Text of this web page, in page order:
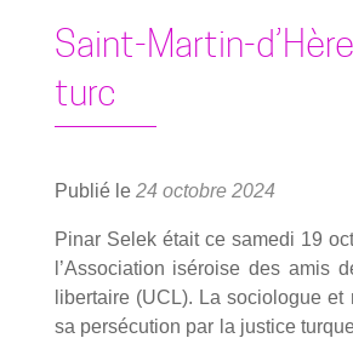
Saint-
turc
Publié le 24 octobre 2024
Pinar Selek était ce same­di 19
l’Association isé­roise des amis
liber­taire (UCL). La socio­logue
sa per­sé­cu­tion par la jus­tice